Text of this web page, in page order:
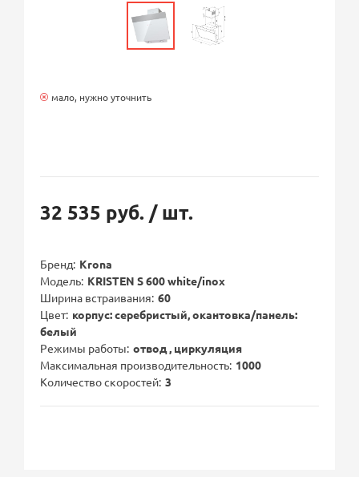
мало, нужно уточнить
32 535 руб. / шт.
Бренд Krona
Модель KRISTEN S 600 white/inox
Ширина встраивания 60
Цвет корпус: серебристый, окантовка/панель:
белый
Режимы работы отвод , циркуляция
Максимальная производительность 1000
Количество скоростей 3